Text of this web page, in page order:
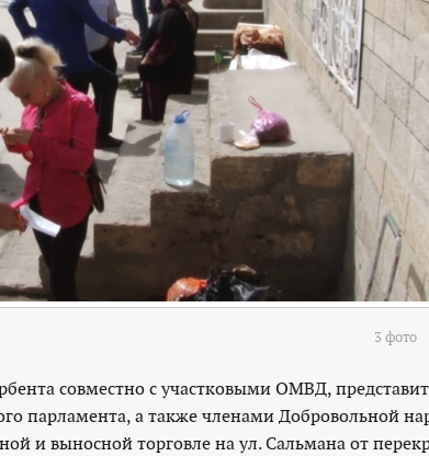
3 фото
совместно с участковыми ОМВД,
парламента, а также членами Добровольной
и выносной торговле на ул. Сальмана от